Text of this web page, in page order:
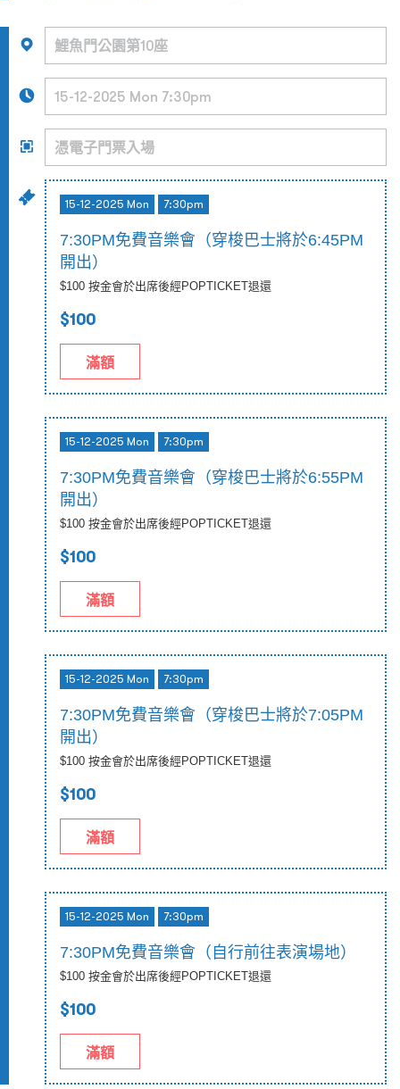
15-12-2025 Mon 7:30pm
7:30PM免費音樂會（穿梭巴士將於6:45PM
開出）
$100 按金會於出席後經POPTICKET退還
$100
滿額
15-12-2025 Mon 7:30pm
7:30PM免費音樂會（穿梭巴士將於6:55PM
開出）
$100 按金會於出席後經POPTICKET退還
$100
滿額
15-12-2025 Mon 7:30pm
7:30PM免費音樂會（穿梭巴士將於7:05PM
開出）
$100 按金會於出席後經POPTICKET退還
$100
滿額
15-12-2025 Mon 7:30pm
7:30PM免費音樂會（自行前往表演場地）
$100 按金會於出席後經POPTICKET退還
$100
滿額